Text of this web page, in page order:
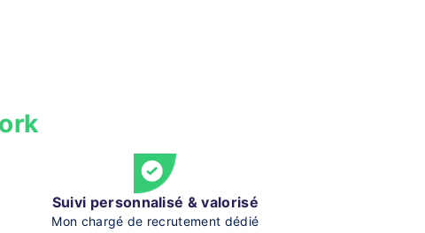
Suivi personnalisé & valorisé
Mon chargé de recrutement dédié